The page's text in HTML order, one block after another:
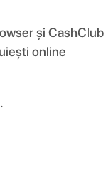
și CashClub
online